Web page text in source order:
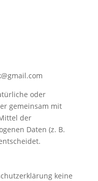
oder
gemeinsam mit
der
Daten (z. B.
keine